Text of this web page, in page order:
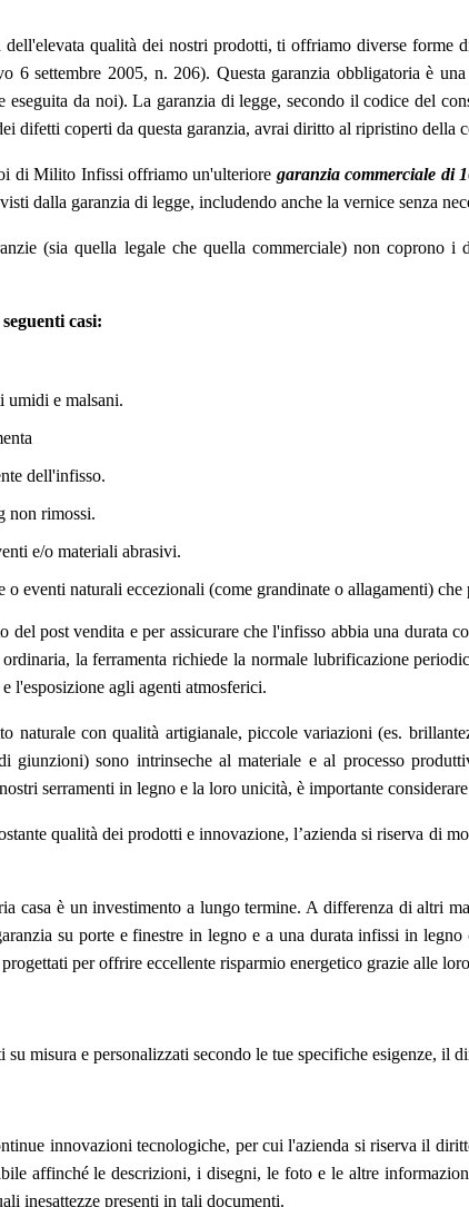
dell'elevata qualità dei nostri prodotti, ti offriamo diverse
6 settembre 2005, n. 206). Questa garanzia obbligatoria è
eseguita da noi). La garanzia di legge, secondo il codice del
difetti coperti da questa garanzia, avrai diritto al ripristino
di Milito Infissi offriamo un'ulteriore garanzia commerciale di
dalla garanzia di legge, includendo anche la vernice senza
(sia quella legale che quella commerciale) non coprono
casi:
umidi e malsani.
dell'infisso.
non rimossi.
e/o materiali abrasivi.
eventi naturali eccezionali (come grandinate o allagamenti)
del post vendita e per assicurare che l'infisso abbia una
la ferramenta richiede la normale lubrificazione
l'esposizione agli agenti atmosferici.
naturale con qualità artigianale, piccole variazioni (es.
giunzioni) sono intrinseche al materiale e al processo
serramenti in legno e la loro unicità, è importante
qualità dei prodotti e innovazione, l’azienda si riserva di
casa è un investimento a lungo termine. A differenza di altri
su porte e finestre in legno e a una durata infissi in
per offrire eccellente risparmio energetico grazie alle
misura e personalizzati secondo le tue specifiche esigenze,
innovazioni tecnologiche, per cui l'azienda si riserva il
affinché le descrizioni, i disegni, le foto e le altre
inesattezze presenti in tali documenti.